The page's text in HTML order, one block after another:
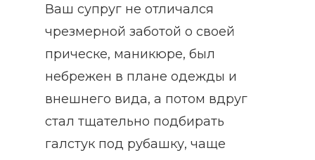
Ваш супруг не отличался
чрезмерной заботой о своей
прическе, маникюре, был
небрежен в плане одежды и
внешнего вида, а потом вдруг
стал тщательно подбирать
галстук под рубашку, чаще